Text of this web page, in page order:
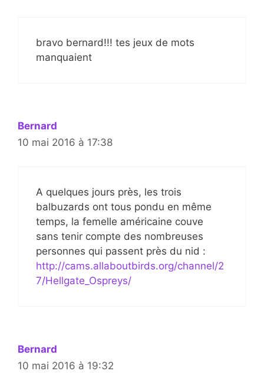
bravo bernard!!! tes jeux de mots
manquaient
Bernard
10 mai 2016 à 17:38
A quelques jours près, les trois
balbuzards ont tous pondu en même
temps, la femelle américaine couve
sans tenir compte des nombreuses
personnes qui passent près du nid :
http://cams.allaboutbirds.org/channel/2
7/Hellgate_Ospreys/
Bernard
10 mai 2016 à 19:32